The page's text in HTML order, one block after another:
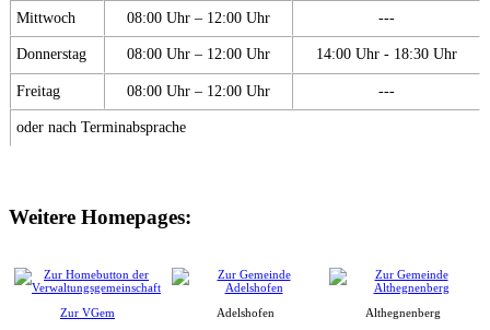
Mittwoch 08:00 Uhr – 12:00 Uhr ---
Donnerstag 08:00 Uhr – 12:00 Uhr 14:00 Uhr - 18:30 Uhr
Freitag 08:00 Uhr – 12:00 Uhr ---
oder nach Terminabsprache
Weitere Homepages:
Zur VGem Adelshofen Althegnenberg